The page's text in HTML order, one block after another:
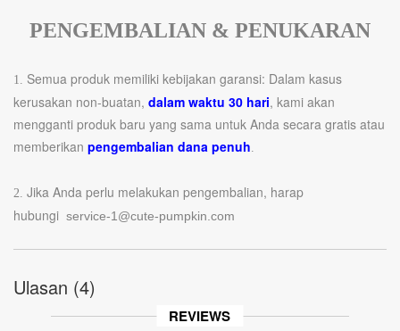
PENGEMBALIAN & PENUKARAN
1. Semua produk memiliki kebijakan garansi: Dalam kasus
kerusakan non-buatan, dalam waktu 30 hari, kami akan
mengganti produk baru yang sama untuk Anda secara gratis atau
memberikan pengembalian dana penuh.
2. Jika Anda perlu melakukan pengembalian, harap
hubungi service-1@cute-pumpkin.com
Ulasan (4)
REVIEWS